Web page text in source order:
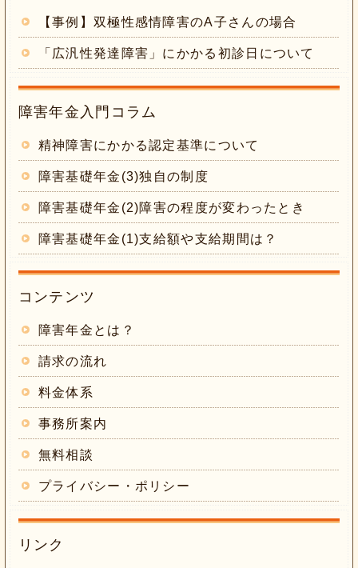
【事例】双極性感情障害のA子さんの場合
「広汎性発達障害」にかかる初診日について
障害年金入門コラム
精神障害にかかる認定基準について
障害基礎年金(3)独自の制度
障害基礎年金(2)障害の程度が変わったとき
障害基礎年金(1)支給額や支給期間は？
コンテンツ
障害年金とは？
請求の流れ
料金体系
事務所案内
無料相談
プライバシー・ポリシー
リンク